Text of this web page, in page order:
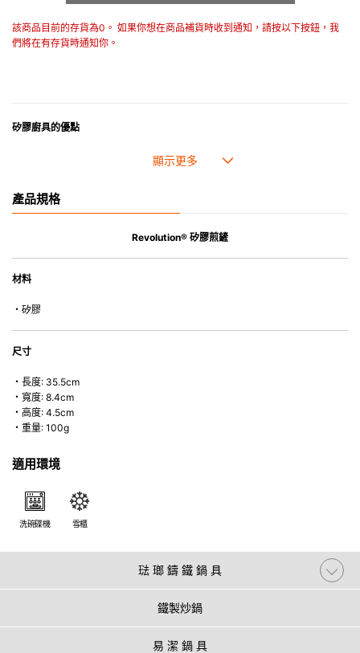
該商品目前的存貨為0。 如果你想在商品補貨時收到通知，請按以下按鈕，我
們將在有存貨時通知你。
矽膠廚具的優點
• 耐熱高達250℃，耐冷低至-40℃。
• 不會容易吸取食物氣味。
產品規格
Revolution® 矽膠煎鏟
材料
・矽膠
尺寸
・長度: 35.5cm
・寬度: 8.4cm
・高度: 4.5cm
・重量: 100g
適用環境
洗碗碟機 雪櫃
琺 瑯 鑄 鐵 鍋 具
鐵製炒鍋
易 潔 鍋 具